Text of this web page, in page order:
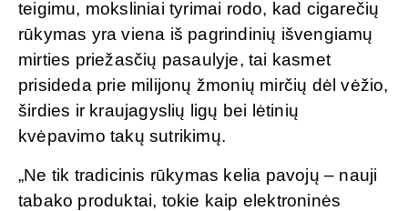
teigimu, moksliniai tyrimai rodo, kad cigarečių
rūkymas yra viena iš pagrindinių išvengiamų
mirties priežasčių pasaulyje, tai kasmet
prisideda prie milijonų žmonių mirčių dėl vėžio,
širdies ir kraujagyslių ligų bei lėtinių
kvėpavimo takų sutrikimų.
„Ne tik tradicinis rūkymas kelia pavojų – nauji
tabako produktai, tokie kaip elektroninės